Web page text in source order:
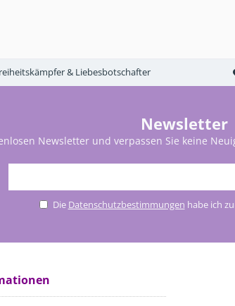
& Liebesbotschafter
Newsletter
Newsletter und verpassen Sie keine
Die Datenschutzbestimmungen habe ich